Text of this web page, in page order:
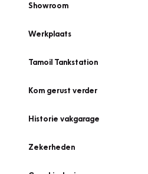
Showroom
Werkplaats
Tamoil Tankstation
Kom gerust verder
Historie vakgarage
Zekerheden